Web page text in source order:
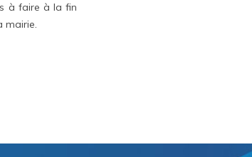
à faire à la fin
mairie.